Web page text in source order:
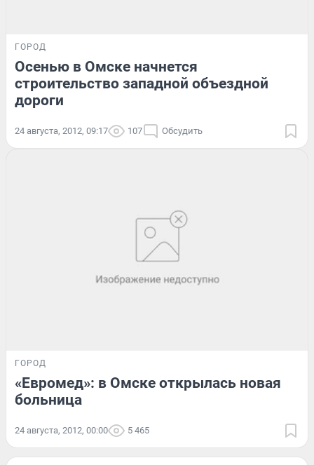
ГОРОД
Осенью в Омске начнется
строительство западной объездной
дороги
24 августа, 2012, 09:17 107 Обсудить
ГОРОД
«Евромед»: в Омске открылась новая
больница
24 августа, 2012, 00:00 5 465